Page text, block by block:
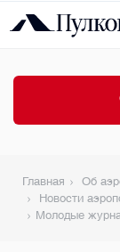
Главная Об
Новости
Молодые